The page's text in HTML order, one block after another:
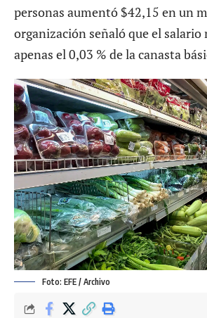
personas aumentó $42,15 en un
organización señaló que el
apenas el 0,03 % de la canasta
Foto: EFE / Archivo